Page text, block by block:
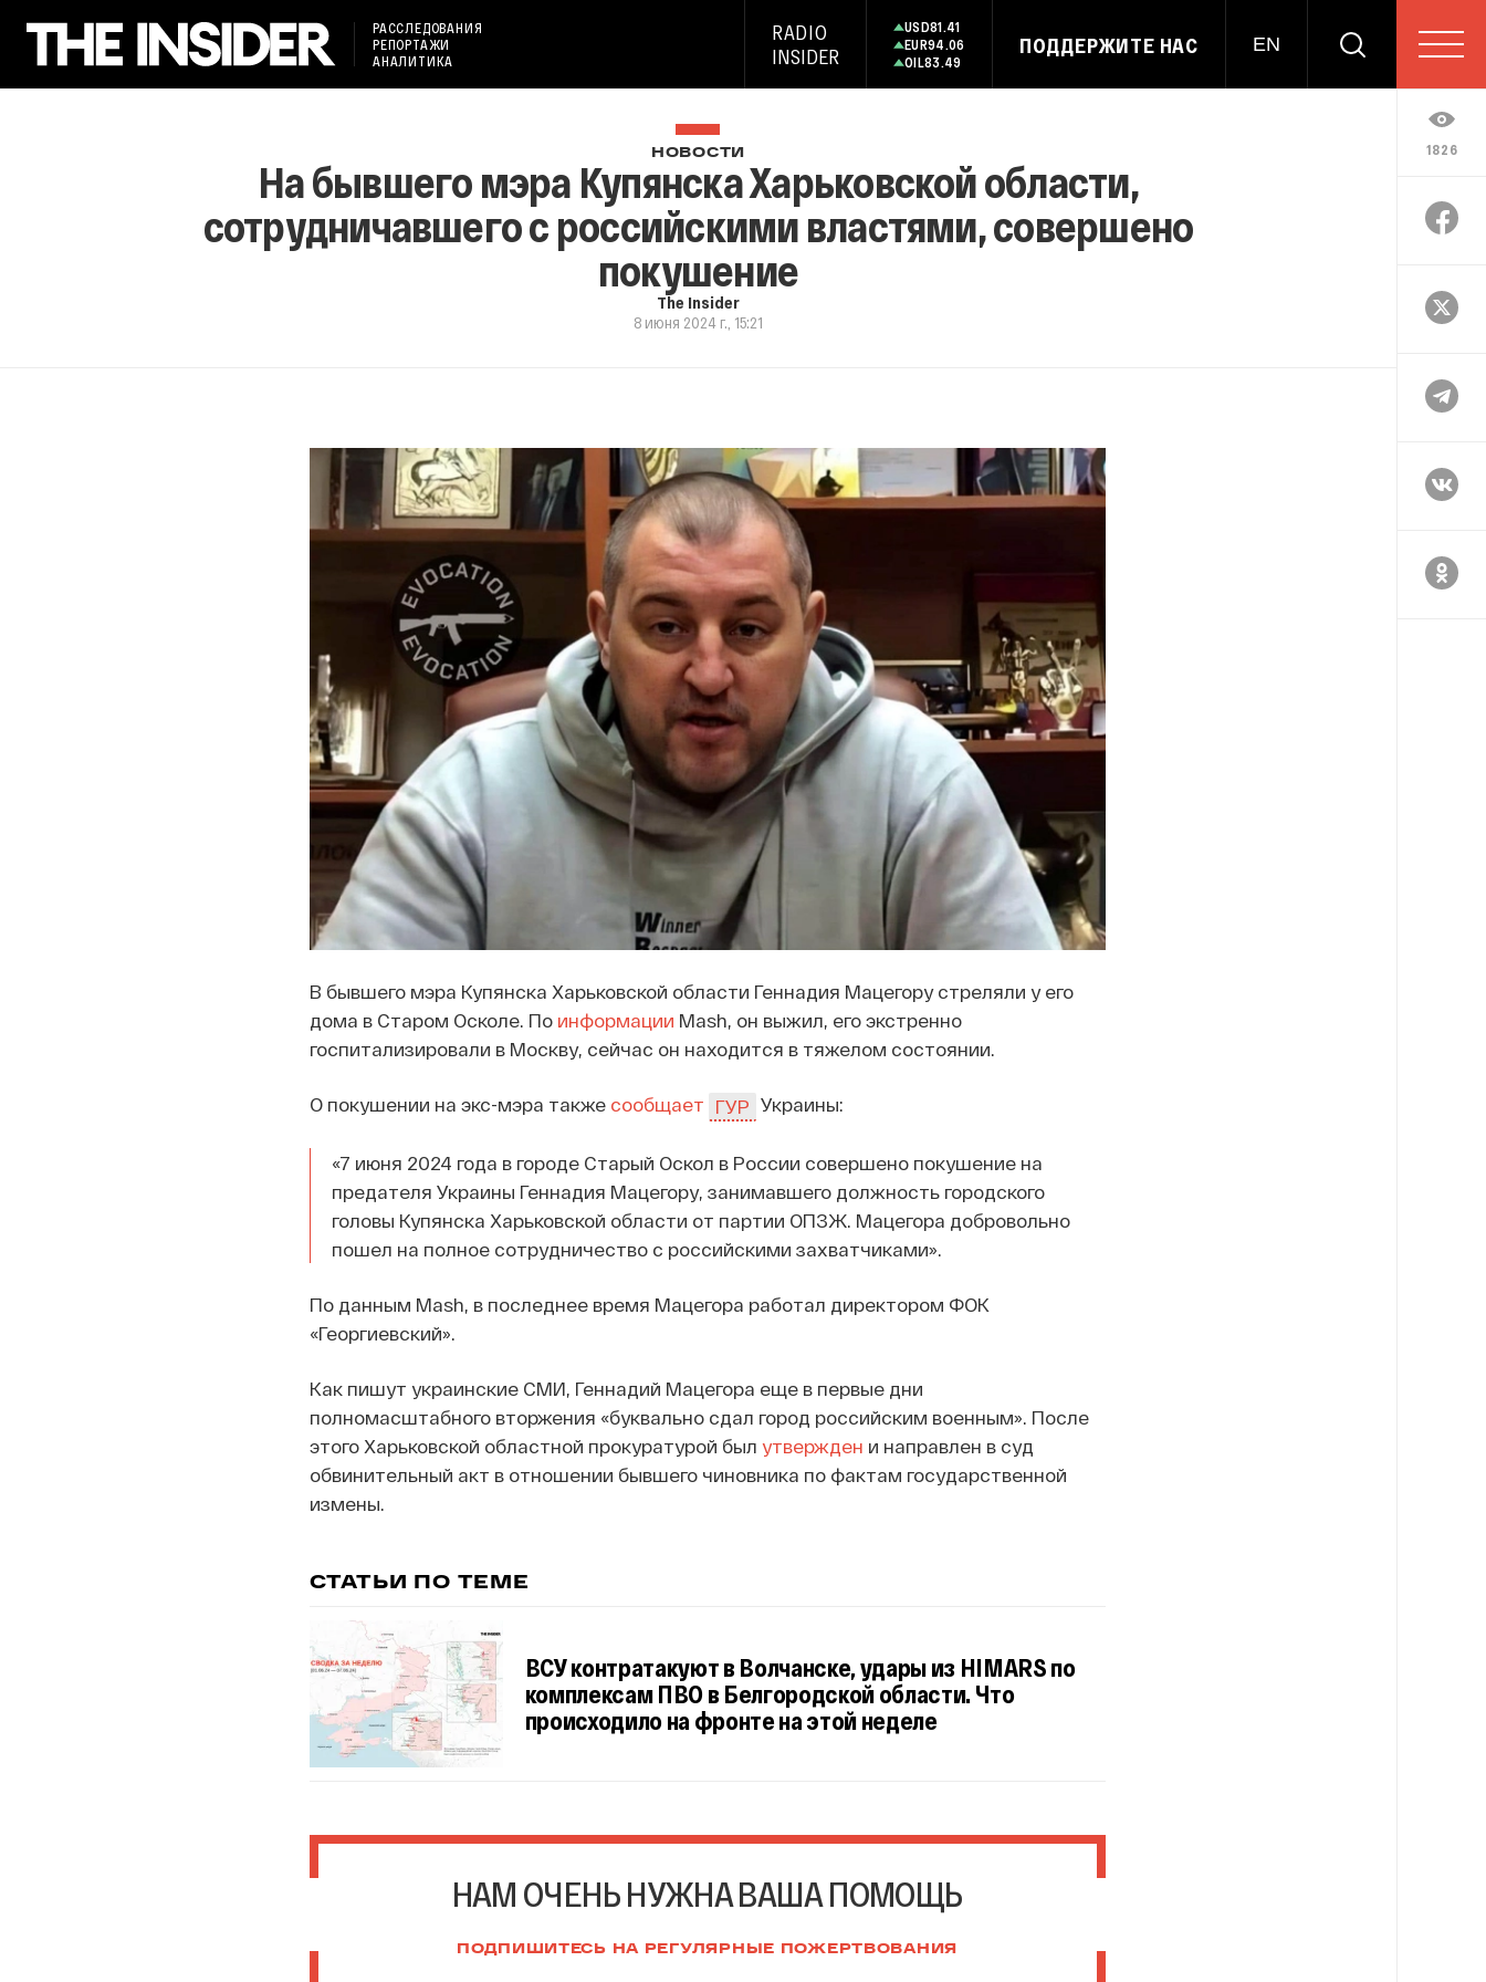
РАССЛЕДОВАНИЯ
РЕПОРТАЖИ
АНАЛИТИКА
RADIO
INSIDER
USD81.41
EUR94.06
OIL83.49
ПОДДЕРЖИТЕ НАС EN
1826
НОВОСТИ
На бывшего мэра Купянска Харьковской области,
сотрудничавшего с российскими властями, совершено
покушение
The Insider
8 июня 2024 г., 15:21
В бывшего мэра Купянска Харьковской области Геннадия Мацегору стреляли у его
дома в Старом Осколе. По информации Mash, он выжил, его экстренно
госпитализировали в Москву, сейчас он находится в тяжелом состоянии.
О покушении на экс-мэра также сообщает ГУР Украины:
«7 июня 2024 года в городе Старый Оскол в России совершено покушение на
предателя Украины Геннадия Мацегору, занимавшего должность городского
головы Купянска Харьковской области от партии ОПЗЖ. Мацегора добровольно
пошел на полное сотрудничество с российскими захватчиками».
По данным Mash, в последнее время Мацегора работал директором ФОК
«Георгиевский».
Как пишут украинские СМИ, Геннадий Мацегора еще в первые дни
полномасштабного вторжения «буквально сдал город российским военным». После
этого Харьковской областной прокуратурой был утвержден и направлен в суд
обвинительный акт в отношении бывшего чиновника по фактам государственной
измены.
СТАТЬИ ПО ТЕМЕ
ВСУ контратакуют в Волчанске, удары из HIMARS по
комплексам ПВО в Белгородской области. Что
происходило на фронте на этой неделе
НАМ ОЧЕНЬ НУЖНА ВАША ПОМОЩЬ
ПОДПИШИТЕСЬ НА РЕГУЛЯРНЫЕ ПОЖЕРТВОВАНИЯ